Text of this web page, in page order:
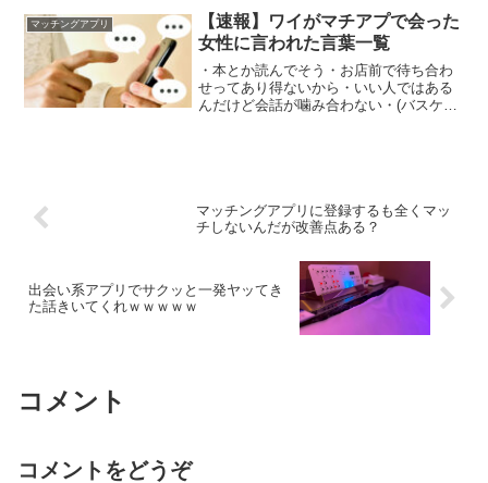
ないなら諦めろ 相手が話したくないだけ
や 相手の趣味に興味ある感じで話すんだ
よ
マッチングアプリ
【速報】ワイがマチアプで会った
女性に言われた言葉一覧
・本とか読んでそう・お店前で待ち合わ
せってあり得ないから・いい人ではある
んだけど会話が噛み合わない・(バスケや
マッチングアプリに登録するも全くマッ
チしないんだが改善点ある？
出会い系アプリでサクッと一発ヤッてき
た話きいてくれｗｗｗｗｗ
コメント
コメントをどうぞ